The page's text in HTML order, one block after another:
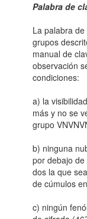
Palabra de
La palabra
grupos
manual de
observación
condiciones:
a) la
más y no se
grupo
b) ninguna
por debajo
dos la que
de cúmulos
c) ningún